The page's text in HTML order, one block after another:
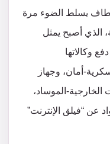
يسلط الضوء مرة
الذي أصبح يمثل
وكالاتها
أمان، وجهاز
الخارجية-الموساد،
عن “فيلق الإنترنت”